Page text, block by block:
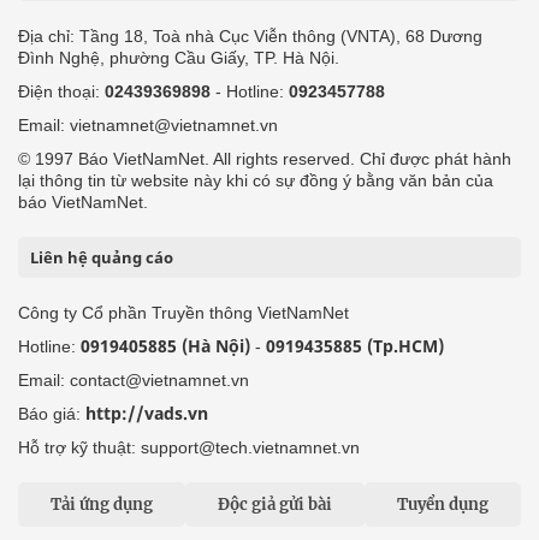
Địa chỉ: Tầng 18, Toà nhà Cục Viễn thông (VNTA), 68 Dương
Đình Nghệ, phường Cầu Giấy, TP. Hà Nội.
Điện thoại: 02439369898 - Hotline: 0923457788
Email: vietnamnet@vietnamnet.vn
© 1997 Báo VietNamNet. All rights reserved. Chỉ được phát hành
lại thông tin từ website này khi có sự đồng ý bằng văn bản của
báo VietNamNet.
Liên hệ quảng cáo
Công ty Cổ phần Truyền thông VietNamNet
Hotline: 0919405885 (Hà Nội) - 0919435885 (Tp.HCM)
Email: contact@vietnamnet.vn
Báo giá: http://vads.vn
Hỗ trợ kỹ thuật: support@tech.vietnamnet.vn
Tải ứng dụng Độc giả gửi bài Tuyển dụng